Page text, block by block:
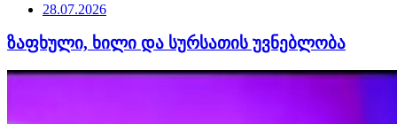
28.07.2026
ზაფხული, ხილი და სურსათის უვნებლობა